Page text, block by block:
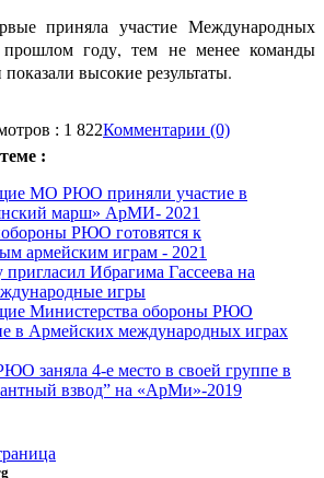
приняла участие Международных
году, тем не менее команды
высокие результаты.
: 1 822Комментарии (0)
:
МО РЮО приняли участие в
марш» АрМИ- 2021
РЮО готовятся к
армейским играм - 2021
Ибрагима Гассеева на
игры
Министерства обороны РЮО
в Армейских международных играх
заняла 4-е место в своей группе в
взвод” на «АрМи»-2019